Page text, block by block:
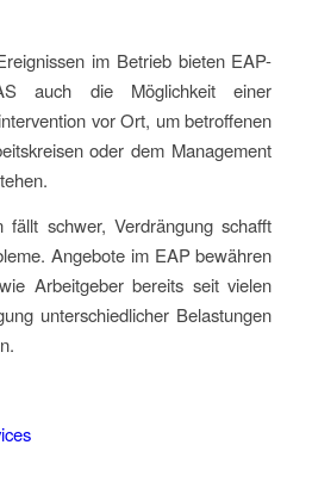
im Betrieb bieten EAP-
auch die Möglichkeit einer
vor Ort, um betroffenen
oder dem Management
fällt schwer, Verdrängung schafft
Angebote im EAP bewähren
Arbeitgeber bereits seit vielen
unterschiedlicher Belastungen